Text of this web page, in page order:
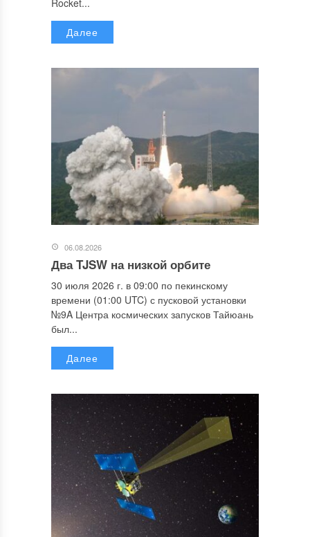
Далее
06.08.2026
Два TJSW на низкой орбите
30 июля 2026 г. в 09:00 по пекинскому
времени (01:00 UTC) с пусковой установки
№9A Центра космических запусков Тайюань
был...
Далее